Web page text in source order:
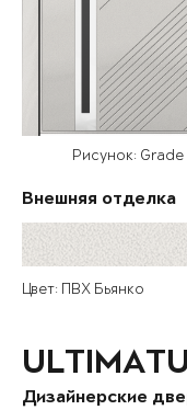
Рисунок: Grade
Внешняя отделка
Цвет: ПВХ Бьянко
Дизайнерские